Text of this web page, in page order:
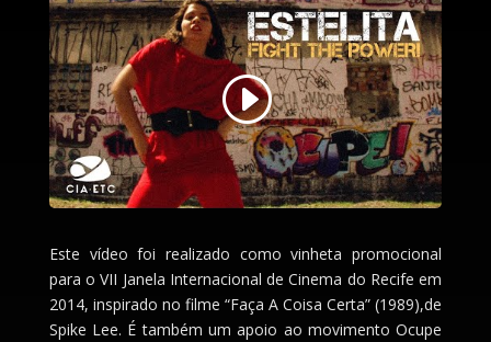
Este vídeo foi realizado como vinheta promocional
para o VII Janela Internacional de Cinema do Recife em
2014, inspirado no filme “Faça A Coisa Certa” (1989),de
Spike Lee. É também um apoio ao movimento Ocupe